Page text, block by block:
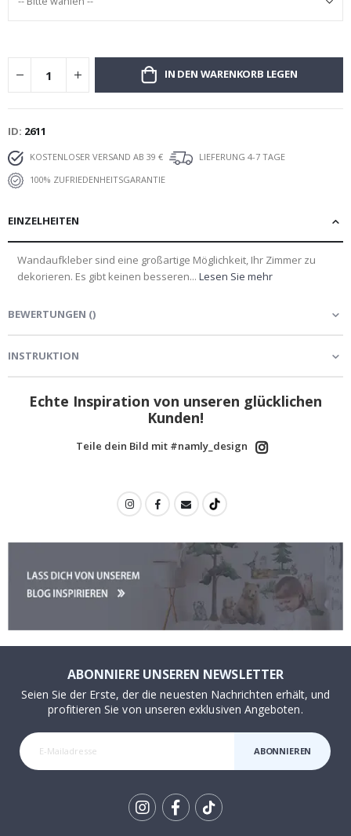
IN DEN WARENKORB LEGEN
ID 2611
KOSTENLOSER VERSAND AB 39 €
LIEFERUNG 4-7 TAGE
100% ZUFRIEDENHEITSGARANTIE
EINZELHEITEN
Wandaufkleber sind eine großartige Möglichkeit, Ihr Zimmer zu
dekorieren. Es gibt keinen besseren... Lesen Sie mehr
BEWERTUNGEN ()
INSTRUKTION
Echte Inspiration von unseren glücklichen
Kunden!
Teile dein Bild mit #namly_design
ABONNIERE UNSEREN NEWSLETTER
Seien Sie der Erste, der die neuesten Nachrichten erhält, und
profitieren Sie von unseren exklusiven Angeboten.
ABONNIEREN